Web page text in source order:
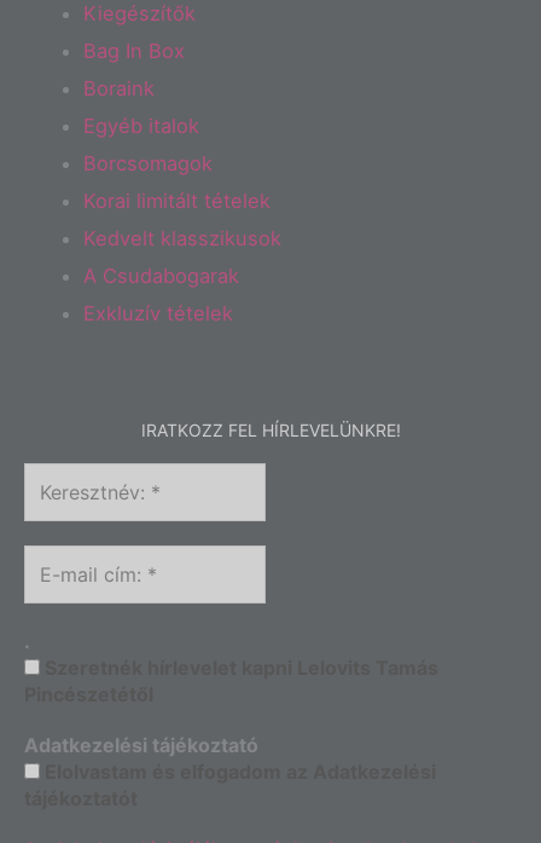
Kiegészítők
Bag In Box
Boraink
Egyéb italok
Borcsomagok
Korai limitált tételek
Kedvelt klasszikusok
A Csudabogarak
Exkluzív tételek
IRATKOZZ FEL HÍRLEVELÜNKRE!
.
Adatkezelési tájékoztató